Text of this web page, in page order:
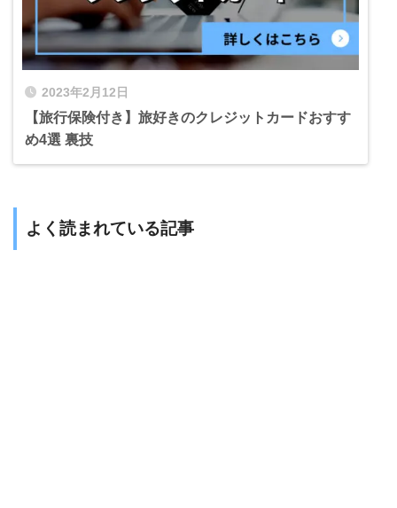
2023年2月12日
【旅行保険付き】旅好きのクレジットカードおすす
め4選 裏技
よく読まれている記事